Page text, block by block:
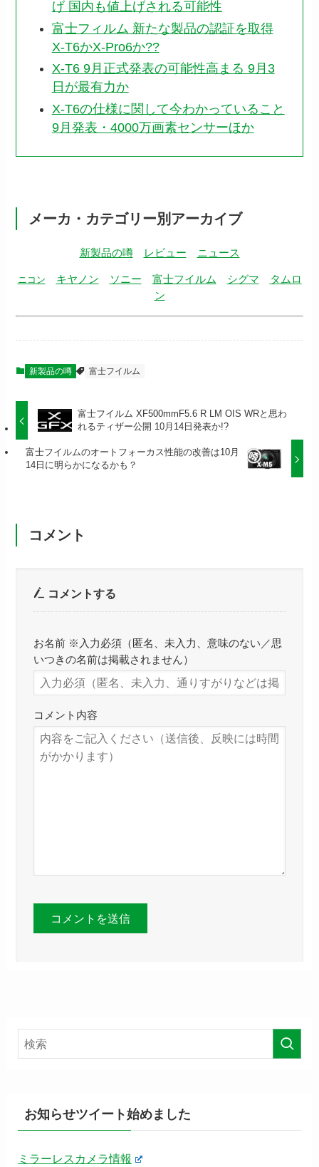
げ 国内も値上げされる可能性
富士フィルム 新たな製品の認証を取得
X-T6かX-Pro6か??
X-T6 9月正式発表の可能性高まる 9月3
日が最有力か
X-T6の仕様に関して今わかっていること
9月発表・4000万画素センサーほか
メーカ・カテゴリー別アーカイブ
新製品の噂 レビュー ニュース
ニコン キヤノン ソニー 富士フイルム シグマ
タムロ
ン
新製品の噂 富士フイルム
富士フイルム XF500mmF5.6 R LM OIS WRと思わ
れるティザー公開 10月14日発表か!?
富士フイルムのオートフォーカス性能の改善は10月
14日に明らかになるかも？
コメント
コメントする
お名前 ※入力必須（匿名、未入力、意味のない／思
いつきの名前は掲載されません）
コメント内容
お知らせツイート始めました
ミラーレスカメラ情報